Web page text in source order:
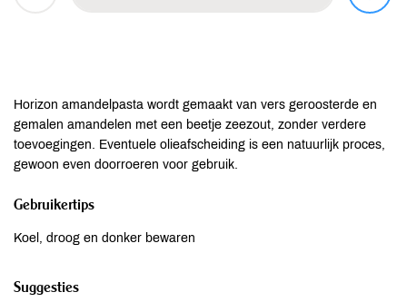
Horizon amandelpasta wordt gemaakt van vers geroosterde en
gemalen amandelen met een beetje zeezout, zonder verdere
toevoegingen. Eventuele olieafscheiding is een natuurlijk proces,
gewoon even doorroeren voor gebruik.
Gebruikertips
Koel, droog en donker bewaren
Suggesties